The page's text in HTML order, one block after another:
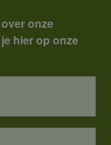
onze
hier op onze